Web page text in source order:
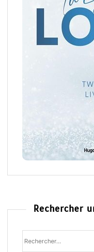
Rechercher
Rechercher